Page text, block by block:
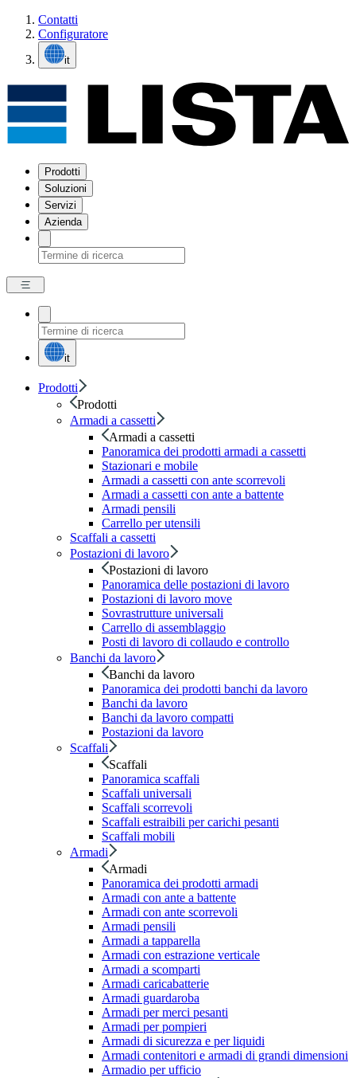
Contatti
Configuratore
it
Prodotti
Soluzioni
Servizi
Azienda
it
Prodotti
Prodotti
Armadi a cassetti
Armadi a cassetti
Panoramica dei prodotti armadi a cassetti
Stazionari e mobile
Armadi a cassetti con ante scorrevoli
Armadi a cassetti con ante a battente
Armadi pensili
Carrello per utensili
Scaffali a cassetti
Postazioni di lavoro
Postazioni di lavoro
Panoramica delle postazioni di lavoro
Postazioni di lavoro move
Sovrastrutture universali
Carrello di assemblaggio
Posti di lavoro di collaudo e controllo
Banchi da lavoro
Banchi da lavoro
Panoramica dei prodotti banchi da lavoro
Banchi da lavoro
Banchi da lavoro compatti
Postazioni da lavoro
Scaffali
Scaffali
Panoramica scaffali
Scaffali universali
Scaffali scorrevoli
Scaffali estraibili per carichi pesanti
Scaffali mobili
Armadi
Armadi
Panoramica dei prodotti armadi
Armadi con ante a battente
Armadi con ante scorrevoli
Armadi pensili
Armadi a tapparella
Armadi con estrazione verticale
Armadi a scomparti
Armadi caricabatterie
Armadi guardaroba
Armadi per merci pesanti
Armadi per pompieri
Armadi di sicurezza e per liquidi
Armadi contenitori e armadi di grandi dimensioni
Armadio per ufficio